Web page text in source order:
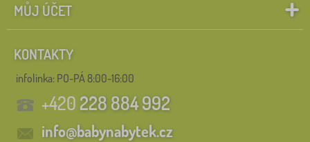
MŮJ ÚČET
KONTAKTY
infolinka: PO-PÁ 8:00-16:00
+420228 884 992
info@babynabytek.cz